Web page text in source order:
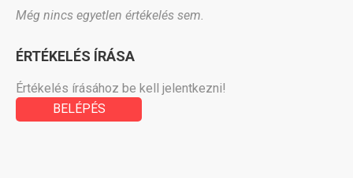
Még nincs egyetlen értékelés sem.
ÉRTÉKELÉS ÍRÁSA
Értékelés írásához be kell jelentkezni!
BELÉPÉS